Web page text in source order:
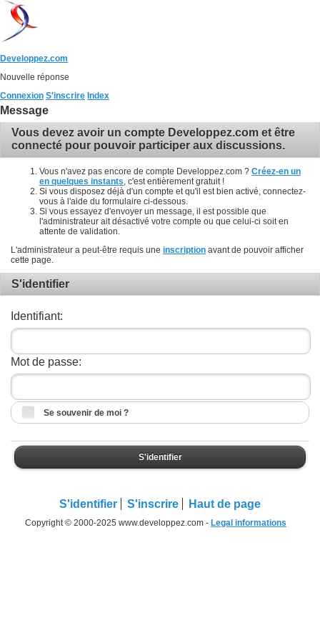
Developpez.com
Nouvelle réponse
Connexion S'inscrire Index
Message
Vous devez avoir un compte Developpez.com et être
connecté pour pouvoir participer aux discussions.
Vous n'avez pas encore de compte Developpez.com ? Créez-en un
en quelques instants , c'est entièrement gratuit !
Si vous disposez déjà d'un compte et qu'il est bien activé, connectez-
vous à l'aide du formulaire ci-dessous.
Si vous essayez d'envoyer un message, il est possible que
l'administrateur ait désactivé votre compte ou que celui-ci soit en
attente de validation.
L'administrateur a peut-être requis une inscription avant de pouvoir afficher
cette page.
S'identifier
Identifiant:
Mot de passe:
Se souvenir de moi ?
S'identifier
S'identifier S'inscrire Haut de page
Copyright © 2000-2025 www.developpez.com - Legal informations